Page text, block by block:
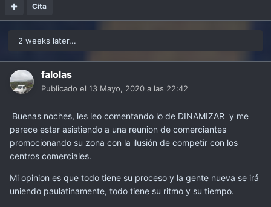
Cita
2 weeks later...
falolas
Publicado el 13 Mayo, 2020 a las 22:42
Buenas noches, les leo comentando lo de DINAMIZAR y me
parece estar asistiendo a una reunion de comerciantes
promocionando su zona con la ilusión de competir con los
centros comerciales.
Mi opinion es que todo tiene su proceso y la gente nueva se irá
uniendo paulatinamente, todo tiene su ritmo y su tiempo.